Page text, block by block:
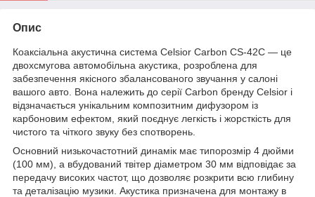
Опис
Коаксіальна акустична система Celsior Carbon CS-42C — це
двохсмугова автомобільна акустика, розроблена для
забезпечення якісного збалансованого звучання у салоні
вашого авто. Вона належить до серії Carbon бренду Celsior і
відзначається унікальним композитним дифузором із
карбоновим ефектом, який поєднує легкість і жорсткість для
чистого та чіткого звуку без спотворень.
Основний низькочастотний динамік має типорозмір 4 дюйми
(100 мм), а вбудований твітер діаметром 30 мм відповідає за
передачу високих частот, що дозволяє розкрити всю глибину
та деталізацію музики. Акустика призначена для монтажу в